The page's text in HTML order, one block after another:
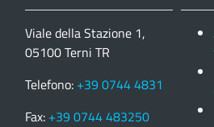
Viale della Stazione 1,
05100 Terni TR
Telefono: +39 0744 4831
Fax: +39 0744 483250